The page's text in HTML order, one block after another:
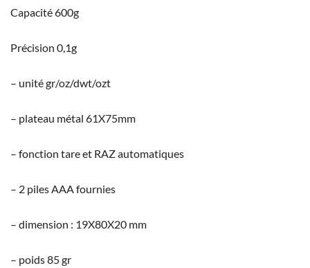
Capacité 600g
Précision 0,1g
– unité gr/oz/dwt/ozt
– plateau métal 61X75mm
– fonction tare et RAZ automatiques
– 2 piles AAA fournies
– dimension : 19X80X20 mm
– poids 85 gr